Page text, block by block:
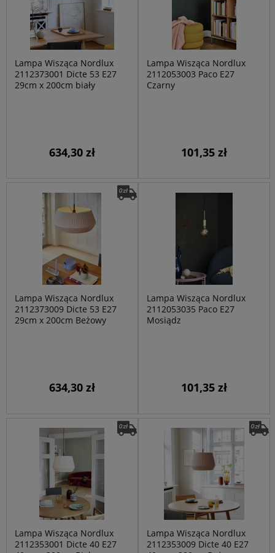
Lampa Wisząca Nordlux
2112373001 Dicte 53 E27
29cm x 200cm biały
634,30 zł
Lampa Wisząca Nordlux
2112053003 Paco E27
Czarny
101,35 zł
Lampa Wisząca Nordlux
2112373009 Dicte 53 E27
29cm x 200cm Beżowy
634,30 zł
Lampa Wisząca Nordlux
2112053035 Paco E27
Mosiądz
101,35 zł
Lampa Wisząca Nordlux
2112353001 Dicte 40 E27
Lampa Wisząca Nordlux
2112353009 Dicte 40 E27